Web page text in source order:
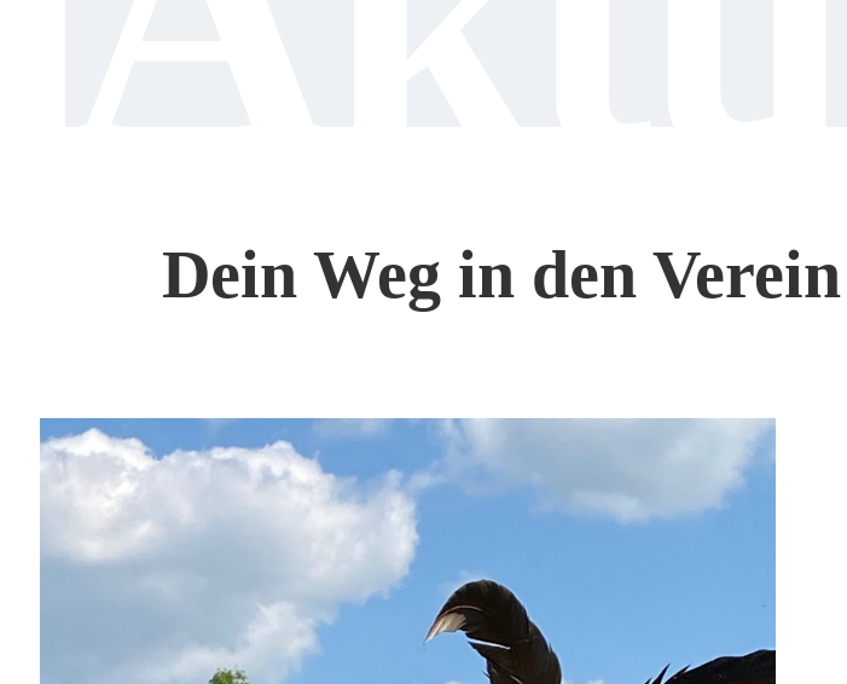
Dein Weg in den Verein